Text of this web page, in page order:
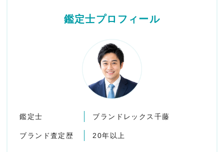
鑑定士プロフィール
鑑定士 ブランドレックス千藤
ブランド査定歴 20年以上